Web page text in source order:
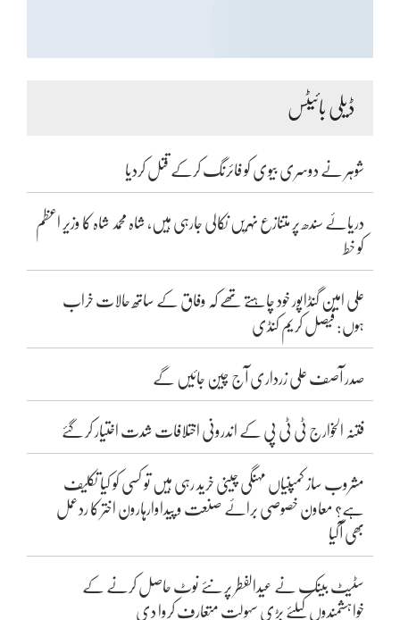
ڈیلی بائیٹس
شوہر نے دوسری بیوی کو فائرنگ کرکے قتل کردیا
دریائے سندھ پر متنازع نہریں نکالی جارہی ہیں، شاہ محمد شاہ کا وزیر اعظم
کو خط
علی امین گنڈاپور خود چاہتے تھے کہ وفاق کے ساتھ حالات خراب
ہوں: فیصل کریم کنڈی
صدر آصف علی زرداری آج چین جائیں گے
فتنہ الخوارج ٹی ٹی پی کے اندرونی اختلافات شدت اختیار کر گئے
مشروب ساز کمپنیاں مہنگی چینی خرید رہی ہیں تو کسی کو کیا تکلیف
ہے؟ معاون خصوصی برائے صنعت و پیداوارہارون اختر کا ردعمل
بھی آگیا
سٹیٹ بینک نے عیدالفطر پر نئے نوٹ حاصل کرنے کے
خواہشمندوں کیلئے بڑی سہولت متعارف کروا دی